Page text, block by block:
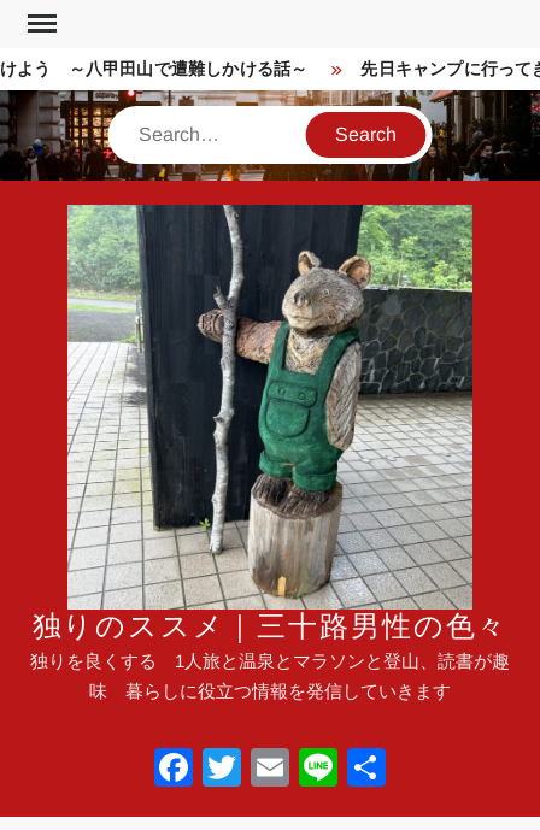
Skip
content
う ～八甲田山で遭難しかける話～ 先日キャンプに行ってき
Search
独りのススメ｜三十路男性の色々
独りを良くする 1人旅と温泉とマラソンと登山、読書が趣
味 暮らしに役立つ情報を発信していきます
F
a
T
wi
E
m
Li
n 有